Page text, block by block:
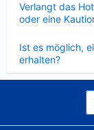
Verlangt das
oder eine
Ist es möglich,
erhalten?